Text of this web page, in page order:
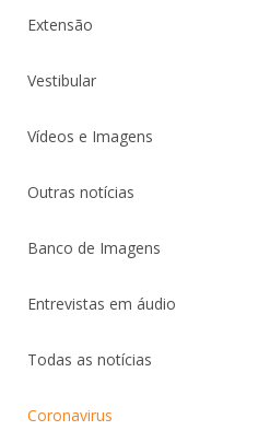
Extensão
Vestibular
Vídeos e Imagens
Outras notícias
Banco de Imagens
Entrevistas em áudio
Todas as notícias
Coronavirus